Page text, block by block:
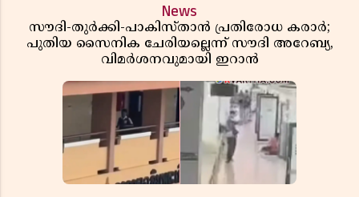
News
സൗദി-തുർക്കി-പാകിസ്താൻ പ്രതിരോധ കരാർ;
പുതിയ സൈനിക ചേരിയല്ലെന്ന് സൗദി അറേബ്യ,
വിമർശനവുമായി ഇറാൻ